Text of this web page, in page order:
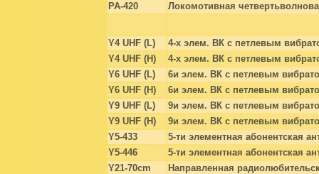
РА-420
Локомотивная
Y4 UHF (L)
4-х элем. ВК с петлевым
Y4 UHF (H)
4-х элем. ВК с петлевым
Y6 UHF (L)
6и элем. ВК с петлевым
Y6 UHF (H)
6и элем. ВК с петлевым
Y9 UHF (L)
9и элем. ВК с петлевым
Y9 UHF (H)
9и элем. ВК с петлевым
Y5-433
5-ти элементная абонентская
Y5-446
5-ти элементная абонентская
Y21-70cm
Направленная